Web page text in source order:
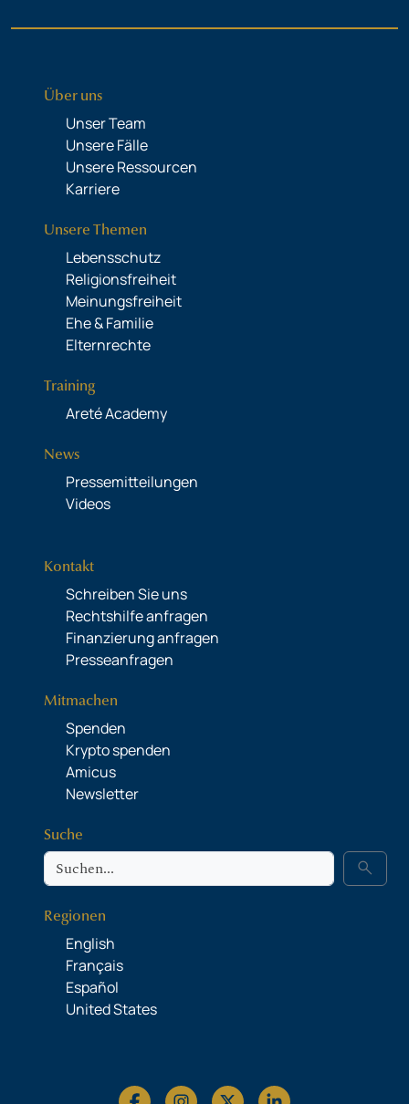
Über uns
Unser Team
Unsere Fälle
Unsere Ressourcen
Karriere
Unsere Themen
Lebensschutz
Religionsfreiheit
Meinungsfreiheit
Ehe & Familie
Elternrechte
Training
Areté Academy
News
Pressemitteilungen
Videos
Kontakt
Schreiben Sie uns
Rechtshilfe anfragen
Finanzierung anfragen
Presseanfragen
Mitmachen
Spenden
Krypto spenden
Amicus
Newsletter
Suche
Suche search
Regionen
English
Français
Español
United States